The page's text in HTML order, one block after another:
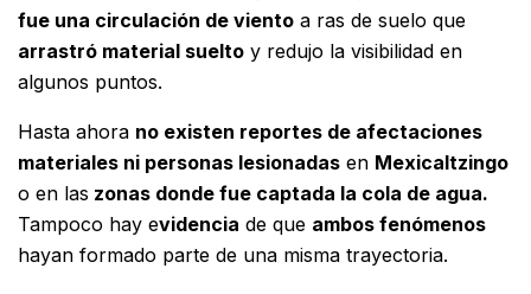
fue una circulación de viento a ras de suelo que
arrastró material suelto y redujo la visibilidad en
algunos puntos.
Hasta ahora no existen reportes de afectaciones
materiales ni personas lesionadas en Mexicaltzingo
o en las zonas donde fue captada la cola de agua.
Tampoco hay evidencia de que ambos fenómenos
hayan formado parte de una misma trayectoria.